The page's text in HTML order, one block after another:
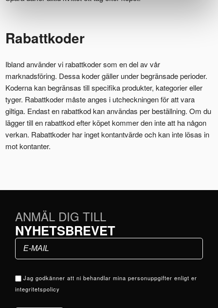
Rabattkoder
Ibland använder vi rabattkoder som en del av vår
marknadsföring. Dessa koder gäller under begränsade perioder.
Koderna kan begränsas till specifika produkter, kategorier eller
tyger. Rabattkoder måste anges i utcheckningen för att vara
giltiga. Endast en rabattkod kan användas per beställning. Om du
lägger till en rabattkod efter köpet kommer den inte att ha någon
verkan. Rabattkoder har inget kontantvärde och kan inte lösas in
mot kontanter.
ANMÄL DIG TILL
NYHETSBREVET
Jag godkänner att ni behandlar mina personuppgifter enligt er
integritetspolicy